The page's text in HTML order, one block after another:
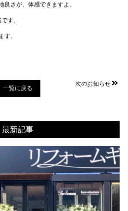
さが、体感できますよ。
す。
す。
一覧に戻る
次のお知らせ
最新記事